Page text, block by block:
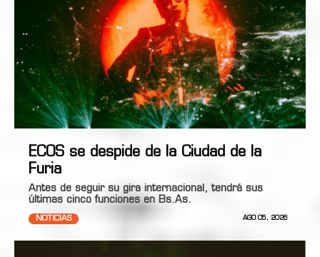
ECOS se despide de la Ciudad de la
Furia
Antes de seguir su gira internacional, tendrá sus
últimas cinco funciones en Bs.As.
NOTICIAS AGO 05, 2026